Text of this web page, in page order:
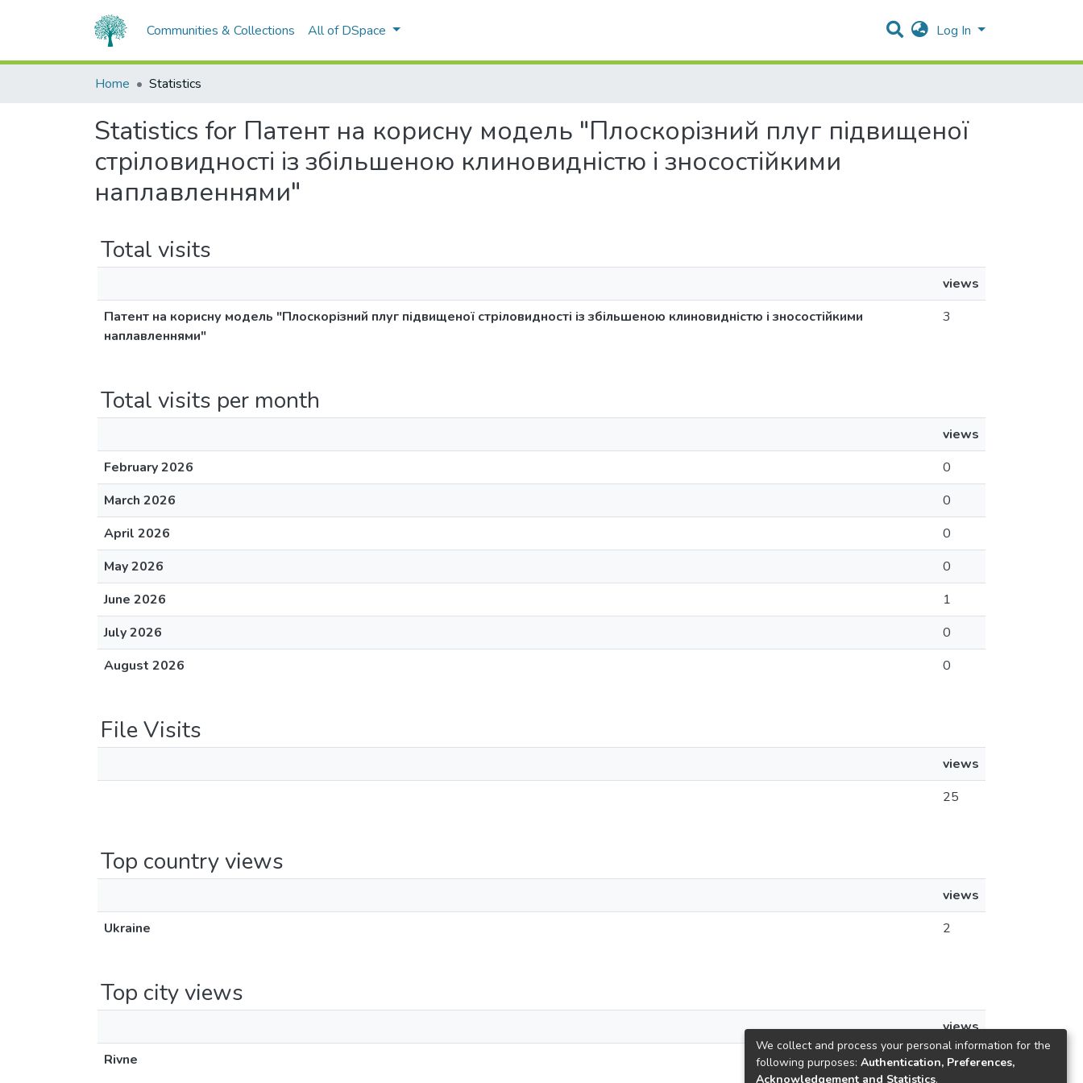
Communities & Collections All of DSpace Log In
Home Statistics
Statistics for Патент на корисну модель "Плоскорізний плуг підвищеної
стріловидності із збільшеною клиновидністю і зносостійкими
наплавленнями"
Total visits
views
Патент на корисну модель "Плоскорізний плуг підвищеної стріловидності із збільшеною клиновидністю і зносостійкими
наплавленнями"
3
Total visits per month
views
February 2026
0
March 2026
0
April 2026
0
May 2026
0
June 2026
1
July 2026
0
August 2026
0
File Visits
views
25
Top country views
views
Ukraine
2
Top city views
views
Rivne
2
We collect and process your personal information for the
following purposes: Authentication, Preferences,
Acknowledgement and Statistics.